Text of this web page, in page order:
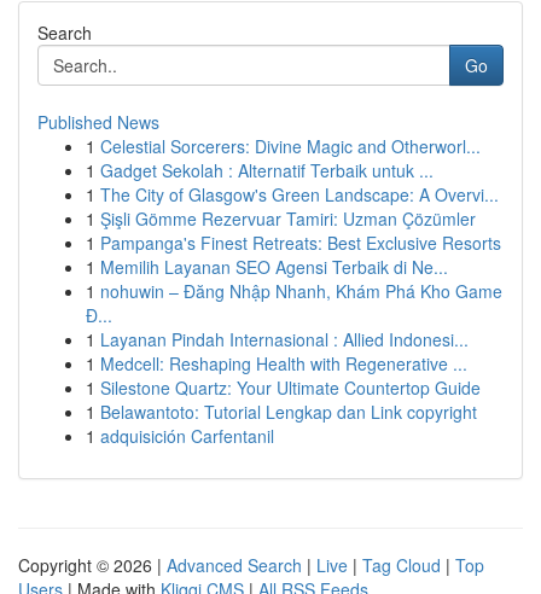
Search
Go
Published News
1 Celestial Sorcerers: Divine Magic and Otherworl...
1 Gadget Sekolah : Alternatif Terbaik untuk ...
1 The City of Glasgow's Green Landscape: A Overvi...
1 Şişli Gömme Rezervuar Tamiri: Uzman Çözümler
1 Pampanga's Finest Retreats: Best Exclusive Resorts
1 Memilih Layanan SEO Agensi Terbaik di Ne...
1 nohuwin – Đăng Nhập Nhanh, Khám Phá Kho Game
Đ...
1 Layanan Pindah Internasional : Allied Indonesi...
1 Medcell: Reshaping Health with Regenerative ...
1 Silestone Quartz: Your Ultimate Countertop Guide
1 Belawantoto: Tutorial Lengkap dan Link copyright
1 adquisición Carfentanil
Copyright © 2026 | Advanced Search | Live | Tag Cloud | Top
Users | Made with Kliqqi CMS | All RSS Feeds